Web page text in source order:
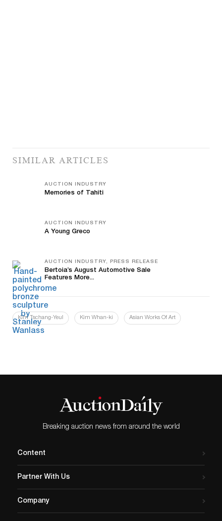
SIMILAR ARTICLES
AUCTION INDUSTRY
Memories of Tahiti
AUCTION INDUSTRY
A Young Greco
AUCTION INDUSTRY, PRESS RELEASE
Bertoia’s August Automotive Sale
Features More...
Kim Tschang-Yeul Kim Whan-ki Asian Works Of Art
Breaking auction news from around the world
Content
Partner With Us
Company